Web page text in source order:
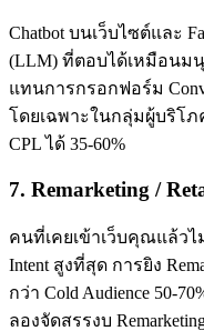
Chatbot บนเว็บไซต์และ
(LLM) ที่ตอบได้เหมือนมนุ
แทนการกรอกฟอร์ม
โดยเฉพาะในกลุ่มผู้บริโ
CPL ได้ 35-60%
7. Remarketing /
คนที่เคยเข้าเว็บคุณแล้ว
Intent สูงที่สุด การยิง
กว่า Cold Audience 50-
ลองจัดสรรงบ